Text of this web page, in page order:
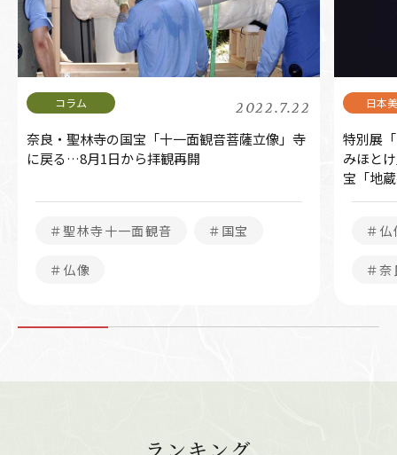
2022.7.22
奈良・聖林寺の国宝「十一面観音菩薩立像」寺
に戻る…8月1日から拝観再開
＃聖林寺十一面観音 ＃国宝
＃仏像
特別展
みほと
宝「地
＃仏
＃
ランキング